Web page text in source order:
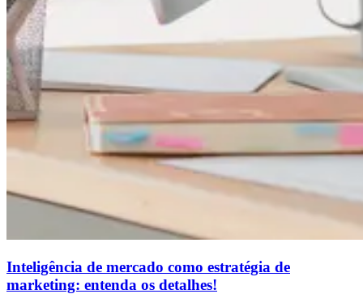
Inteligência de mercado como estratégia de
marketing: entenda os detalhes!